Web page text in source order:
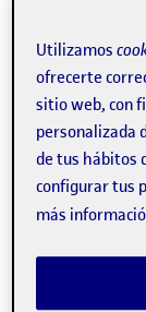
Utilizamos
ofrecerte
sitio web, con
personalizada
de tus hábitos
configurar tus
más